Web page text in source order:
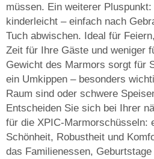
müssen. Ein weiterer
kinderleicht – einfach nach
Tuch abwischen. Ideal für
Zeit für Ihre Gäste und weniger
Gewicht des Marmors sorgt für
ein Umkippen – besonders
Raum sind oder schwere
Entscheiden Sie sich bei Ihrer
für die XPIC-Marmorschüsseln:
Schönheit, Robustheit und
das Familienessen,